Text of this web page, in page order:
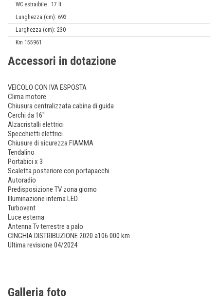
WC estraibile : 17 lt
Lunghezza (cm): 693
Larghezza (cm): 230
Km 155961
Accessori in dotazione
VEICOLO CON IVA ESPOSTA
Clima motore
Chiusura centralizzata cabina di guida
Cerchi da 16"
Alzacristalli elettrici
Specchietti elettrici
Chiusure di sicurezza FIAMMA
Tendalino
Portabici x 3
Scaletta posteriore con portapacchi
Autoradio
Predisposizione TV zona giorno
Illuminazione interna LED
Turbovent
Luce esterna
Antenna Tv terrestre a palo
CINGHIA DISTRIBUZIONE 2020 a106.000 km
Ultima revisione 04/2024
Galleria foto